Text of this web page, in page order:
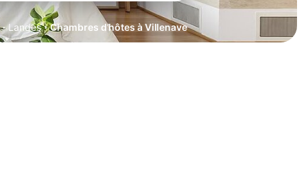
· Landes · Chambres d’hôtes à Villenave